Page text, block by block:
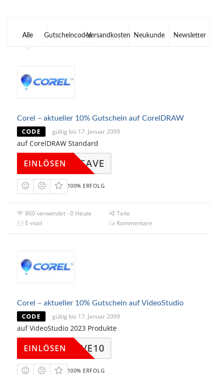
Alle GutscheincodesVersandkosten Neukunde Newsletter
Corel – aktueller 10% Gutschein auf CorelDRAW
CODE gültig bis 17. Januar 2099
auf CorelDRAW Standard
ORELSAVE
EINLÖSEN
100% ERFOLG
860 verwendet - 0 Heute
Teile
E-mail
Kommentare
Corel – aktueller 10% Gutschein auf VideoStudio
CODE gültig bis 17. Januar 2099
auf VideoStudio 2023 Produkte
21SAVE10
EINLÖSEN
100% ERFOLG